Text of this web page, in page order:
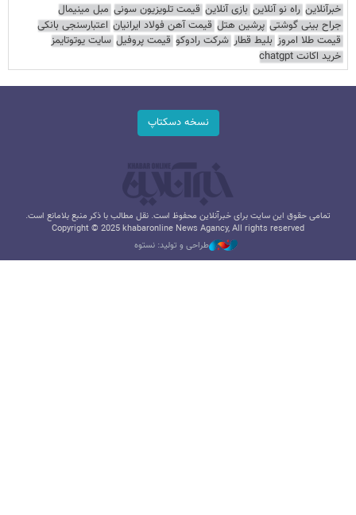
خبرآنلاین راه نو آنلاین بازی آنلاین قیمت تلویزیون سونی مبل مینیمال
جراح بینی گوشتی پرشین هتل قیمت آهن فولاد ایرانیان اعتبارسنجی بانکی
قیمت طلا امروز بلیط قطار شرکت رادوکو قیمت پروفیل سایت یوتوتایمز
خرید اکانت chatgpt
نسخه دسکتاپ
تمامی حقوق این سایت برای خبرآنلاین محفوظ است. نقل مطالب با ذکر منبع بلامانع است.
Copyright © 2025 khabaronline News Agancy, All rights reserved
طراحی و تولید: نستوه